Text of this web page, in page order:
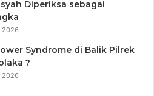
Diperiksa sebagai
2026
Syndrome di Balik Pilrek
?
2026